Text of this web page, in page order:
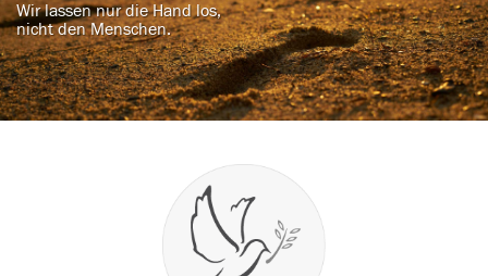
Wir lassen nur die Hand los,
nicht den Menschen.